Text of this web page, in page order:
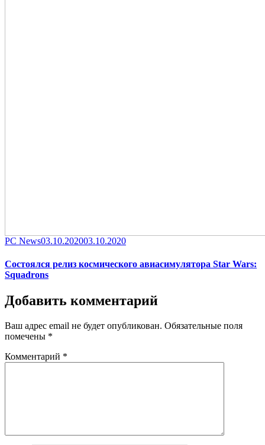
Category
PC NewsPosted
03.10.202003.10.2020
Состоялся релиз космического авиасимулятора Star Wars:
Squadrons
Добавить комментарий
Ваш адрес email не будет опубликован. Обязательные поля
помечены *
Комментарий *